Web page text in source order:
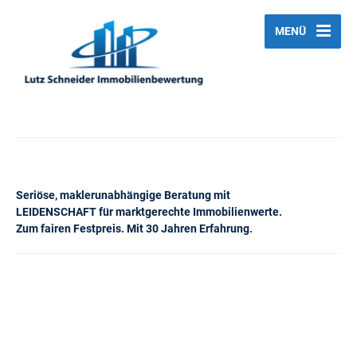
Seriöse, maklerunabhängige Beratung mit
LEIDENSCHAFT für marktgerechte Immobilienwerte.
Zum fairen Festpreis. Mit 30 Jahren Erfahrung.
MENÜ